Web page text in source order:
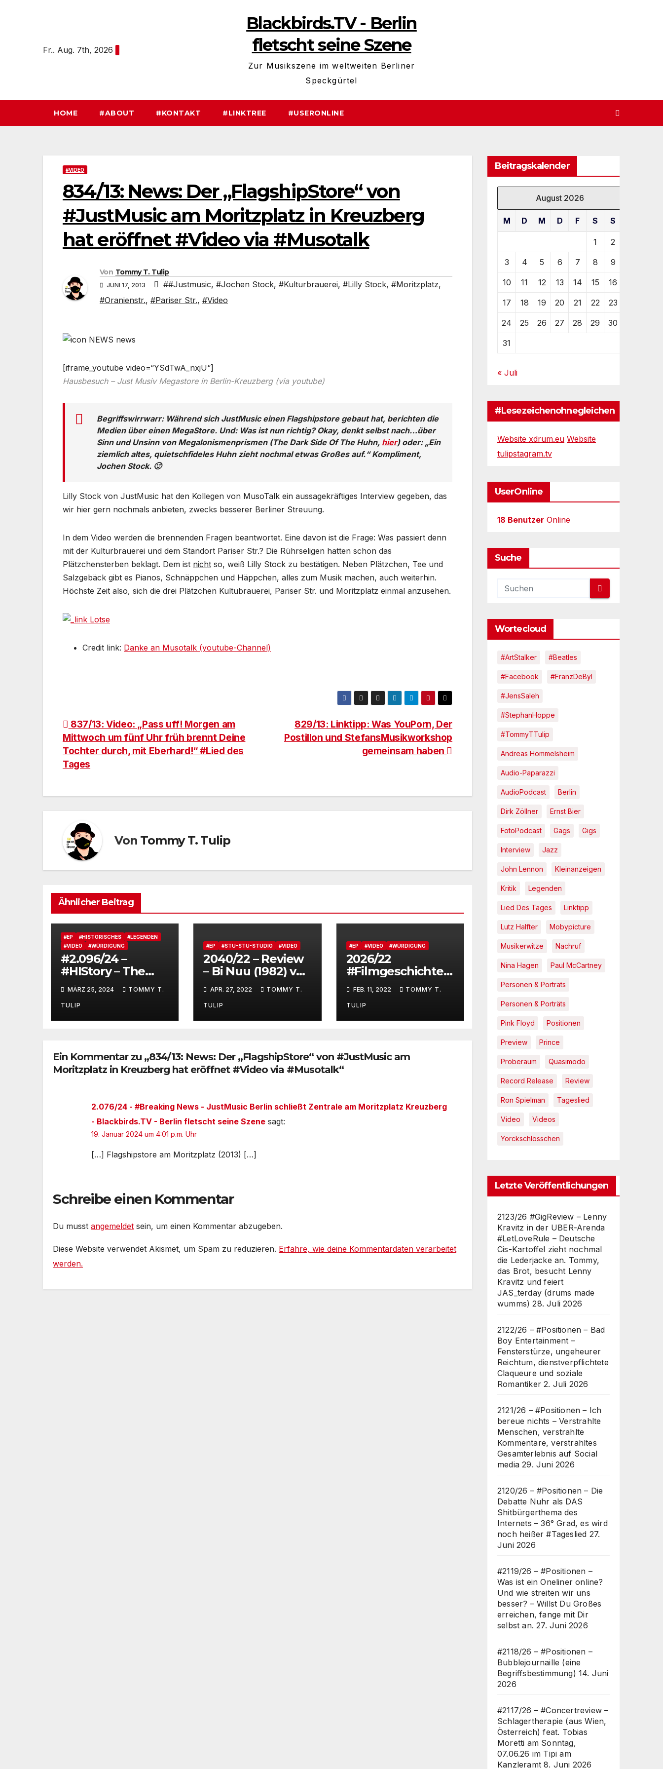
Fr.. Aug. 7th, 2026
Blackbirds.TV - Berlin
fletscht seine Szene
Zur Musikszene im weltweiten Berliner
Speckgürtel
HOME #ABOUT #KONTAKT #LINKTREE #USERONLINE
#VIDEO
834/13: News: Der „FlagshipStore“ von
#JustMusic am Moritzplatz in Kreuzberg
hat eröffnet #Video via #Musotalk
Von Tommy T. Tulip
JUNI 17, 2013 ##Justmusic, #Jochen Stock, #Kulturbrauerei, #Lilly Stock, #Moritzplatz,
#Oranienstr., #Pariser Str., #Video
[iframe_youtube video=“YSdTwA_nxjU“]
Hausbesuch – Just Musiv Megastore in Berlin-Kreuzberg (via youtube)
Begriffswirrwarr: Während sich JustMusic einen Flagshipstore gebaut hat, berichten die
Medien über einen MegaStore. Und: Was ist nun richtig? Okay, denkt selbst nach…über
Sinn und Unsinn von Megalonismenprismen (The Dark Side Of The Huhn, hier) oder: „Ein
ziemlich altes, quietschfideles Huhn zieht nochmal etwas Großes auf.“ Kompliment,
Jochen Stock. 🙂
Lilly Stock von JustMusic hat den Kollegen von MusoTalk ein aussagekräftiges Interview gegeben, das
wir hier gern nochmals anbieten, zwecks besserer Berliner Streuung.
In dem Video werden die brennenden Fragen beantwortet. Eine davon ist die Frage: Was passiert denn
mit der Kulturbrauerei und dem Standort Pariser Str.? Die Rührseligen hatten schon das
Plätzchensterben beklagt. Dem ist nicht so, weiß Lilly Stock zu bestätigen. Neben Plätzchen, Tee und
Salzgebäck gibt es Pianos, Schnäppchen und Häppchen, alles zum Musik machen, auch weiterhin.
Höchste Zeit also, sich die drei Plätzchen Kultubrauerei, Pariser Str. und Moritzplatz einmal anzusehen.
Credit link: Danke an Musotalk (youtube-Channel)
Beitragsnavigation
829/13: Linktipp: Was YouPorn, Der
Postillon und StefansMusikworkshop
gemeinsam haben
837/13: Video: „Pass uff! Morgen am
Mittwoch um fünf Uhr früh brennt Deine
Tochter durch, mit Eberhard!“ #Lied des
Tages
Von Tommy T. Tulip
Ähnlicher Beitrag
#EP #HISTORISCHES
#LEGENDEN
#VIDEO
#WÜRDIGUNG
#2.096/24 –
#HIStory – The
Rutles (1978) –
Richtige
Geschichtsschreib
ung
MÄRZ 25, 2024 TOMMY T.
TULIP
#EP #STU-STU-STUDIO #VIDEO
2040/22 – Review
– Bi Nuu (1982) von
APR. 27, 2022 TOMMY T.
TULIP
#EP #VIDEO #WÜRDIGUNG
2026/22
#Filmgeschichte –
dem roten Kleid
#SchindlersListe
FEB. 11, 2022 TOMMY T.
TULIP
Ein Kommentar zu „834/13: News: Der „FlagshipStore“ von #JustMusic am
Moritzplatz in Kreuzberg hat eröffnet #Video via #Musotalk“
2.076/24 - #Breaking News - JustMusic Berlin schließt Zentrale am Moritzplatz Kreuzberg
- Blackbirds.TV - Berlin fletscht seine Szene sagt:
19. Januar 2024 um 4:01 p.m. Uhr
[…] Flagshipstore am Moritzplatz (2013) […]
Schreibe einen Kommentar
Du musst angemeldet sein, um einen Kommentar abzugeben.
Diese Website verwendet Akismet, um Spam zu reduzieren. Erfahre, wie deine Kommentardaten verarbeitet
werden.
Beitragskalender
August 2026
M D M D F S S
1 2
3 4 5 6 7 8 9
10 11 12 13 14 15 16
17 18 19 20 21 22 23
24 25 26 27 28 29 30
31
« Juli
#Lesezeichenohnegleichen
Website xdrum.eu Website
tulipstagram.tv
UserOnline
18 Benutzer Online
Suche
Wortecloud
#ArtStalker #Beatles
#Facebook #FranzDeBÿl
#JensSaleh
#StephanHoppe
#TommyTTulip
Andreas Hommelsheim
Audio-Paparazzi
AudioPodcast Berlin
Dirk Zöllner Ernst Bier
FotoPodcast Gags Gigs
Interview Jazz
John Lennon Kleinanzeigen
Kritik Legenden
Lied Des Tages Linktipp
Lutz Halfter Mobypicture
Musikerwitze Nachruf
Nina Hagen Paul McCartney
Personen & Porträts
Personen & Porträts
Pink Floyd Positionen
Preview Prince
Proberaum Quasimodo
Record Release Review
Ron Spielman Tageslied
Video Videos
Yorckschlösschen
Letzte Veröffentlichungen
2123/26 #GigReview – Lenny
Kravitz in der UBER-Arenda
#LetLoveRule – Deutsche
Cis-Kartoffel zieht nochmal
die Lederjacke an. Tommy,
das Brot, besucht Lenny
Kravitz und feiert
JAS_terday (drums made
wumms) 28. Juli 2026
2122/26 – #Positionen – Bad
Boy Entertainment –
Fensterstürze, ungeheurer
Reichtum, dienstverpflichtete
Claqueure und soziale
Romantiker 2. Juli 2026
2121/26 – #Positionen – Ich
bereue nichts – Verstrahlte
Menschen, verstrahlte
Kommentare, verstrahltes
Gesamterlebnis auf Social
media 29. Juni 2026
2120/26 – #Positionen – Die
Debatte Nuhr als DAS
Shitbürgerthema des
Internets – 36° Grad, es wird
noch heißer #Tageslied 27.
Juni 2026
#2119/26 – #Positionen –
Was ist ein Oneliner online?
Und wie streiten wir uns
besser? – Willst Du Großes
erreichen, fange mit Dir
selbst an. 27. Juni 2026
#2118/26 – #Positionen –
Bubblejournaille (eine
Begriffsbestimmung) 14. Juni
2026
#2117/26 – #Concertreview –
Schlagertherapie (aus Wien,
Österreich) feat. Tobias
Moretti am Sonntag,
07.06.26 im Tipi am
Kanzleramt 8. Juni 2026